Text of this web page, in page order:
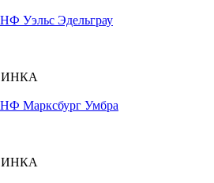
Уэльс Эдельграу
Марксбург Умбра